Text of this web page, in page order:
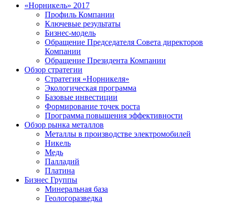
«Норникель» 2017
Профиль Компании
Ключевые результаты
Бизнес-модель
Обращение Председателя Совета директоров
Компании
Обращение Президента Компании
Обзор стратегии
Стратегия «Норникеля»
Экологическая программа
Базовые инвестиции
Формирование точек роста
Программа повышения эффективности
Обзор рынка металлов
Металлы в производстве электромобилей
Никель
Медь
Палладий
Платина
Бизнес Группы
Минеральная база
Геологоразведка